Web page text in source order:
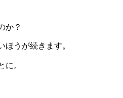
か？
ほうが続きます。
に。